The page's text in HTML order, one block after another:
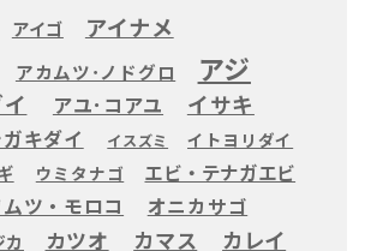
アイゴ アイナメ
アカムツ･ノドグロ アジ
アユ･コアユ イサキ
キダイ イスズミ イトヨリダイ
ウミタナゴ エビ・テナガエビ
ツ・モロコ オニカサゴ
カ カツオ カマス カレイ